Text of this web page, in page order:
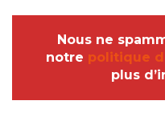
Nous ne
notre politique
plus